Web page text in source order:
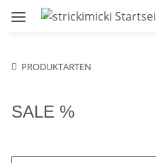
PRODUKTARTEN
SALE %